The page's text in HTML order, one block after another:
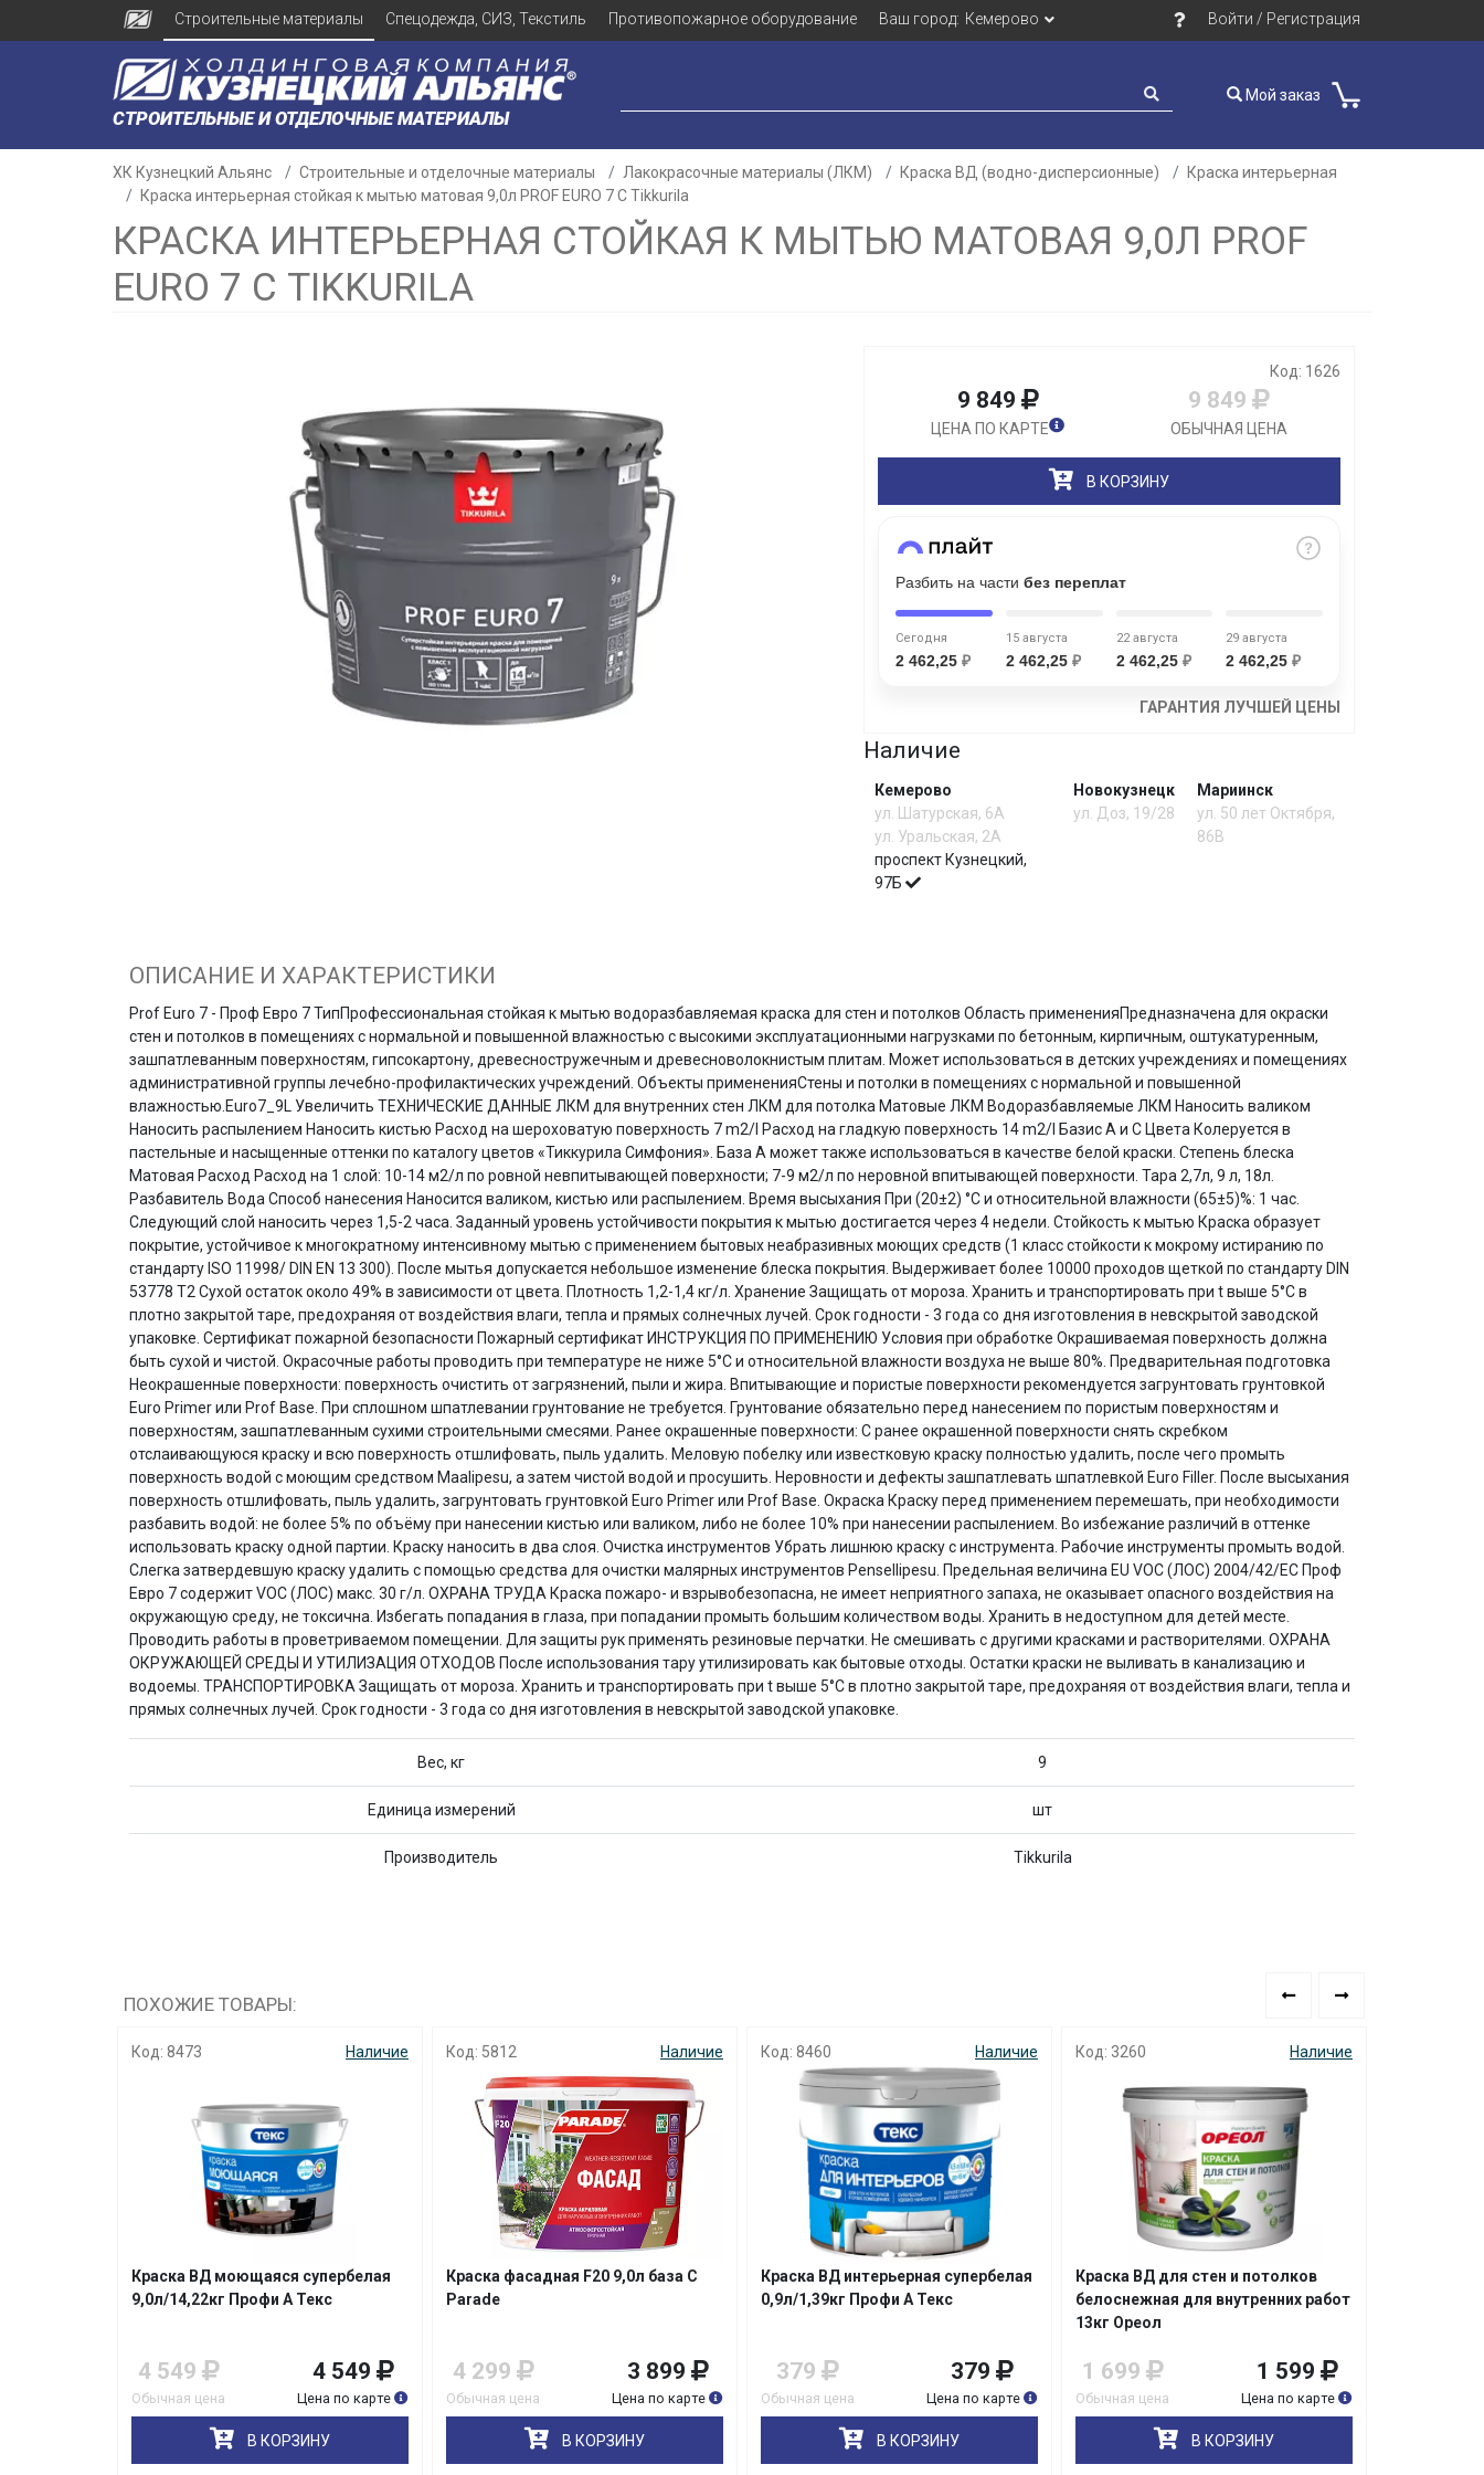
Строительные материалы Спецодежда, СИЗ, Текстиль Противопожарное оборудование Ваш город: Кемерово Войти / Регистрация
СТРОИТЕЛЬНЫЕ И ОТДЕЛОЧНЫЕ МАТЕРИАЛЫ
Мой заказ
ХК Кузнецкий Альянс Строительные и отделочные материалы Лакокрасочные материалы (ЛКМ) Краска ВД (водно-дисперсионные)
Краска интерьерная
Краска интерьерная стойкая к мытью матовая 9,0л PROF EURO 7 С Tikkurila
КРАСКА ИНТЕРЬЕРНАЯ СТОЙКАЯ К МЫТЬЮ МАТОВАЯ 9,0Л PROF
EURO 7 С TIKKURILA
Код: 1626
9 849
ЦЕНА ПО КАРТЕ
9 849
ОБЫЧНАЯ ЦЕНА
В КОРЗИНУ
Разбить на части без переплат
Сегодня
2 462,25 ₽
15 августа
2 462,25 ₽
22 августа
2 462,25 ₽
29 августа
2 462,25₽
ГАРАНТИЯ ЛУЧШЕЙ ЦЕНЫ
Наличие
Кемерово
ул. Шатурская, 6А
ул. Уральская, 2А
проспект Кузнецкий,
97Б
Новокузнецк
ул. Доз, 19/28
Мариинск
ул. 50 лет Октября,
86В
ОПИСАНИЕ И ХАРАКТЕРИСТИКИ
Prof Euro 7 - Проф Евро 7 ТипПрофессиональная стойкая к мытью водоразбавляемая краска для стен и потолков Область примененияПредназначена для окраски
стен и потолков в помещениях с нормальной и повышенной влажностью с высокими эксплуатационными нагрузками по бетонным, кирпичным, оштукатуренным,
зашпатлеванным поверхностям, гипсокартону, древесностружечным и древесноволокнистым плитам. Может использоваться в детских учреждениях и помещениях
административной группы лечебно-профилактических учреждений. Объекты примененияСтены и потолки в помещениях с нормальной и повышенной
влажностью.Euro7_9L Увеличить ТЕХНИЧЕСКИЕ ДАННЫЕ ЛКМ для внутренних стен ЛКМ для потолка Матовые ЛКМ Водоразбавляемые ЛКМ Наносить валиком
Наносить распылением Наносить кистью Расход на шероховатую поверхность 7 m2/l Расход на гладкую поверхность 14 m2/l Базис A и C Цвета Колеруется в
пастельные и насыщенные оттенки по каталогу цветов «Тиккурила Симфония». База A может также использоваться в качестве белой краски. Степень блеска
Матовая Расход Расход на 1 слой: 10-14 м2/л по ровной невпитывающей поверхности; 7-9 м2/л по неровной впитывающей поверхности. Тара 2,7л, 9 л, 18л.
Разбавитель Вода Способ нанесения Наносится валиком, кистью или распылением. Время высыхания При (20±2) °C и относительной влажности (65±5)%: 1 час.
Следующий слой наносить через 1,5-2 часа. Заданный уровень устойчивости покрытия к мытью достигается через 4 недели. Стойкость к мытью Краска образует
покрытие, устойчивое к многократному интенсивному мытью с применением бытовых неабразивных моющих средств (1 класс стойкости к мокрому истиранию по
стандарту ISO 11998/ DIN EN 13 300). После мытья допускается небольшое изменение блеска покрытия. Выдерживает более 10000 проходов щеткой по стандарту DIN
53778 T2 Сухой остаток около 49% в зависимости от цвета. Плотность 1,2-1,4 кг/л. Хранение Защищать от мороза. Хранить и транспортировать при t выше 5°C в
плотно закрытой таре, предохраняя от воздействия влаги, тепла и прямых солнечных лучей. Срок годности - 3 года со дня изготовления в невскрытой заводской
упаковке. Сертификат пожарной безопасности Пожарный сертификат ИНСТРУКЦИЯ ПО ПРИМЕНЕНИЮ Условия при обработке Окрашиваемая поверхность должна
быть сухой и чистой. Окрасочные работы проводить при температуре не ниже 5°С и относительной влажности воздуха не выше 80%. Предварительная подготовка
Неокрашенные поверхности: поверхность очистить от загрязнений, пыли и жира. Впитывающие и пористые поверхности рекомендуется загрунтовать грунтовкой
Euro Primer или Prof Base. При сплошном шпатлевании грунтование не требуется. Грунтование обязательно перед нанесением по пористым поверхностям и
поверхностям, зашпатлеванным сухими строительными смесями. Ранее окрашенные поверхности: С ранее окрашенной поверхности снять скребком
отслаивающуюся краску и всю поверхность отшлифовать, пыль удалить. Меловую побелку или известковую краску полностью удалить, после чего промыть
поверхность водой с моющим средством Maalipesu, а затем чистой водой и просушить. Неровности и дефекты зашпатлевать шпатлевкой Euro Filler. После высыхания
поверхность отшлифовать, пыль удалить, загрунтовать грунтовкой Euro Primer или Prof Base. Окраска Краску перед применением перемешать, при необходимости
разбавить водой: не более 5% по объёму при нанесении кистью или валиком, либо не более 10% при нанесении распылением. Во избежание различий в оттенке
использовать краску одной партии. Краску наносить в два слоя. Очистка инструментов Убрать лишнюю краску с инструмента. Рабочие инструменты промыть водой.
Слегка затвердевшую краску удалить с помощью средства для очистки малярных инструментов Pensellipesu. Предельная величина EU VOC (ЛОС) 2004/42/EC Проф
Евро 7 содержит VOC (ЛОС) макс. 30 г/л. ОХРАНА ТРУДА Краска пожаро- и взрывобезопасна, не имеет неприятного запаха, не оказывает опасного воздействия на
окружающую среду, не токсична. Избегать попадания в глаза, при попадании промыть большим количеством воды. Хранить в недоступном для детей месте.
Проводить работы в проветриваемом помещении. Для защиты рук применять резиновые перчатки. Не смешивать с другими красками и растворителями. ОХРАНА
ОКРУЖАЮЩЕЙ СРЕДЫ И УТИЛИЗАЦИЯ ОТХОДОВ После использования тару утилизировать как бытовые отходы. Остатки краски не выливать в канализацию и
водоемы. ТРАНСПОРТИРОВКА Защищать от мороза. Хранить и транспортировать при t выше 5°C в плотно закрытой таре, предохраняя от воздействия влаги, тепла и
прямых солнечных лучей. Срок годности - 3 года со дня изготовления в невскрытой заводской упаковке.
Вес, кг 9
Единица измерений шт
Производитель Tikkurila
ПОХОЖИЕ ТОВАРЫ:
Код: 8473 Наличие
Краска ВД моющаяся супербелая
9,0л/14,22кг Профи А Текс
4 549
Обычная цена
4 549
Цена по карте
В КОРЗИНУ
Код: 5812 Наличие
Краска фасадная F20 9,0л база С
Parade
4 299
Обычная цена
3 899
Цена по карте
В КОРЗИНУ
Код: 8460 Наличие
Краска ВД интерьерная супербелая
0,9л/1,39кг Профи А Текс
379
Обычная цена
379
Цена по карте
В КОРЗИНУ
Код: 3260 Наличие
Краска ВД для стен и потолков
белоснежная для внутренних работ
13кг Ореол
1 699
Обычная цена
1 599
Цена по карте
В КОРЗИНУ
Закрыть
на частибез переплат
График платежей
25%
Оставшиеся75% будутсписываться
с вашей картыпо25%каждые 2 недели
Подробнееоб оплате Плайтом
25
раз в 2
недели
раз в 2 недели
Остались вопросы?
8 800 302-02-51
plait.ru